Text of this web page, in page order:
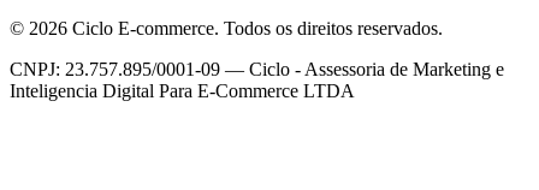
© 2026 Ciclo E-commerce. Todos os direitos reservados.
CNPJ: 23.757.895/0001-09 — Ciclo - Assessoria de Marketing e
Inteligencia Digital Para E-Commerce LTDA